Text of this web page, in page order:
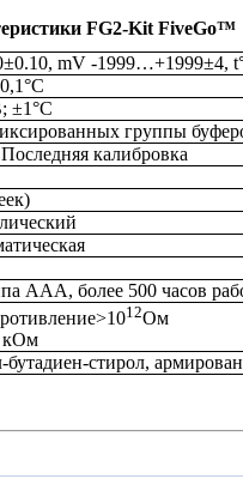
FG2-Kit FiveGo™
mV -1999…+1999±4,t
±1°C
группы
калибровка
ААА, более 500 часов
12Ом
кОм
стирол,